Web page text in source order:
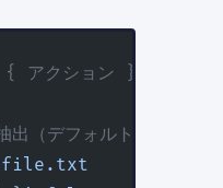
{ アクション }
出（デフォルト区切り：
file.txt